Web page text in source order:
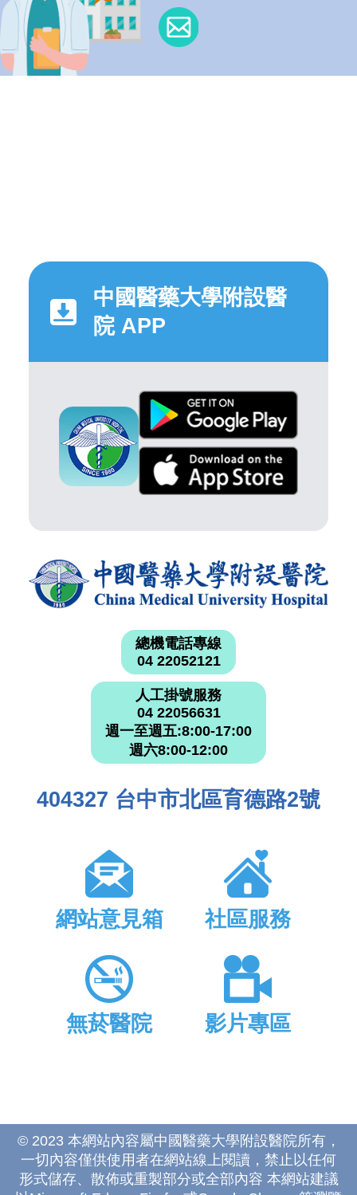
中國醫藥大學附設醫
院 APP
總機電話專線
04 22052121
人工掛號服務
04 22056631
週一至週五:8:00-17:00
週六8:00-12:00
404327 台中市北區育德路2號
網站意見箱 社區服務
無菸醫院 影片專區
© 2023 本網站內容屬中國醫藥大學附設醫院所有，
一切內容僅供使用者在網站線上閱讀，禁止以任何
形式儲存、散佈或重製部分或全部內容 本網站建議